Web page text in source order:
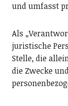
und umfasst
Als
juristische
Stelle, die
die Zwecke